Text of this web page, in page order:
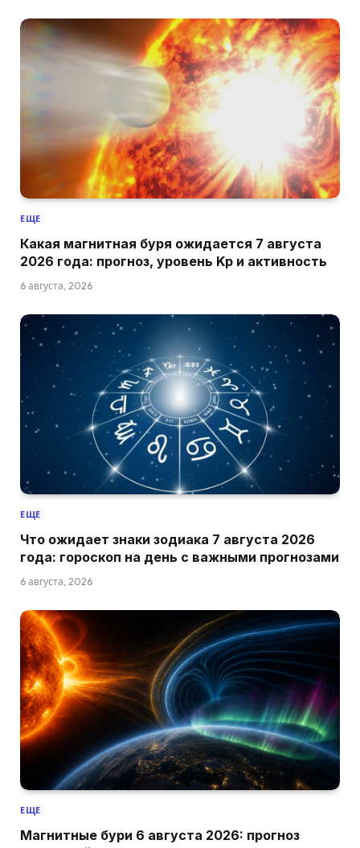
ЕЩЕ
Какая магнитная буря ожидается 7 августа
2026 года: прогноз, уровень Kp и активность
6 августа, 2026
ЕЩЕ
Что ожидает знаки зодиака 7 августа 2026
года: гороскоп на день с важными прогнозами
6 августа, 2026
ЕЩЕ
Магнитные бури 6 августа 2026: прогноз